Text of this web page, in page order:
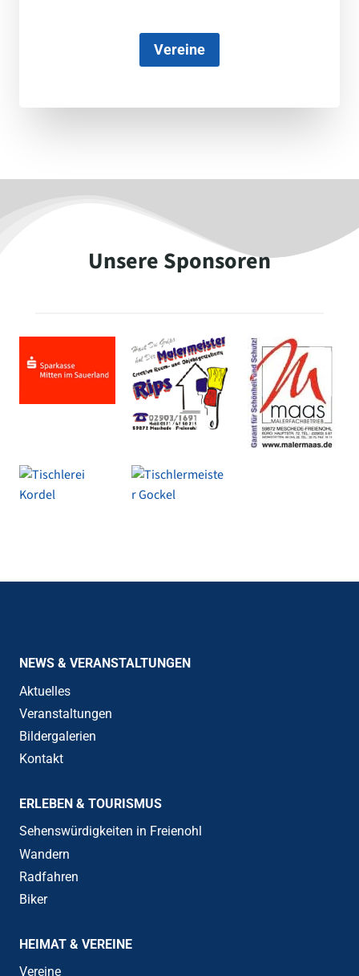
Vereine
Unsere Sponsoren
NEWS & VERANSTALTUNGEN
Aktuelles
Veranstaltungen
Bildergalerien
Kontakt
ERLEBEN & TOURISMUS
Sehenswürdigkeiten in Freienohl
Wandern
Radfahren
Biker
HEIMAT & VEREINE
Vereine